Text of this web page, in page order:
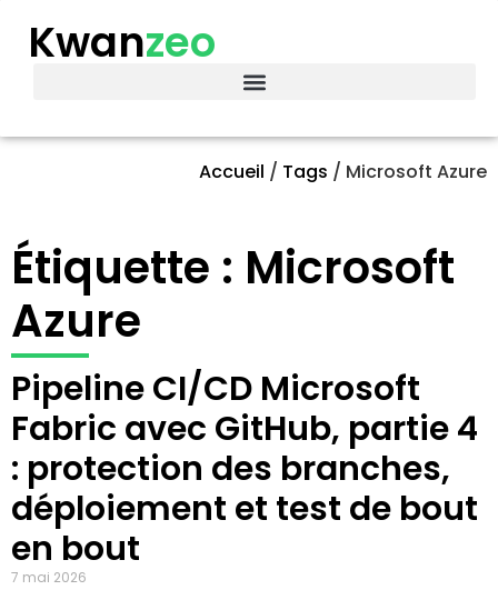
Kwanzeo
Accueil / Tags / Microsoft Azure
Étiquette : Microsoft
Azure
Pipeline CI/CD Microsoft
Fabric avec GitHub, partie 4
: protection des branches,
déploiement et test de bout
en bout
7 mai 2026